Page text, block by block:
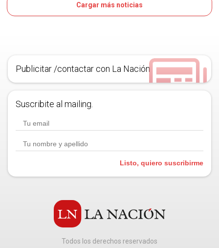
Cargar más noticias
Publicitar /contactar con La Nación
Suscribite al mailing.
Listo, quiero suscribirme
Todos los derechos reservados